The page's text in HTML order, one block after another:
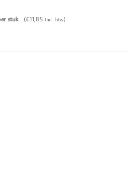
stuk (€11,85 Incl. btw)